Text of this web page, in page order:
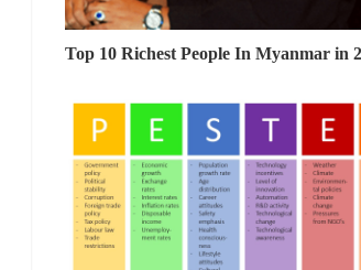
Top 10 Richest People In Myanmar in